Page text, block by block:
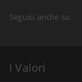
Seguici anche su
I Valori